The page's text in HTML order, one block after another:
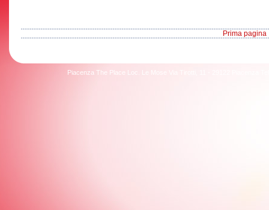
Prima pagina
Piacenza The Place Loc. Le Mose Via Tirotti, 11 - 29122 Piacenza